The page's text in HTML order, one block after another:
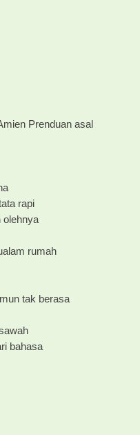
Prenduan asal
rapi
olehnya
rumah
tak berasa
bahasa